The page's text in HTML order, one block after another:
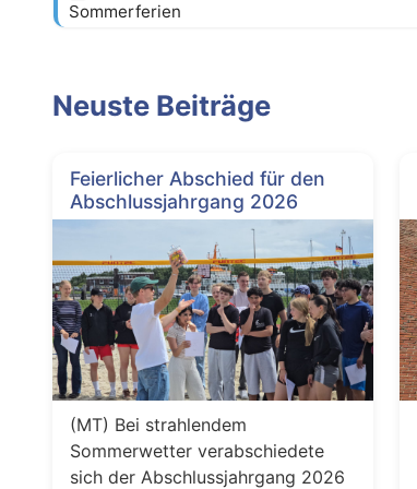
Sommerferien
Neuste Beiträge
Feierlicher Abschied für den
Abschlussjahrgang 2026
(MT) Bei strahlendem
Sommerwetter verabschiedete
sich der Abschlussjahrgang 2026